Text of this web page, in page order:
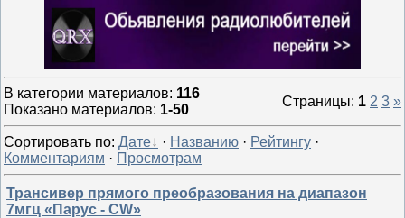
В категории материалов: 116
Показано материалов: 1-50
Страницы: 1 2 3 »
Сортировать по: Дате · Названию · Рейтингу ·
Комментариям · Просмотрам
Трансивер прямого преобразования на диапазон
7мгц «Парус - CW»